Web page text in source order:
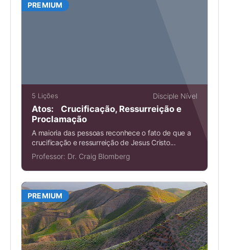
PREMIUM
5 Lições Disciple Nível
Atos: Crucificação, Ressurreição e
Proclamação
A maioria das pessoas reconhece o fato de que a
crucificação e ressurreição de Jesus Cristo...
Professor: Dr. Craig Blomberg
PREMIUM